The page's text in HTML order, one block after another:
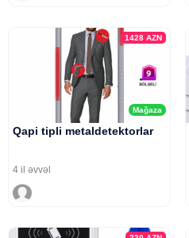
Mağaza
1428AZN
Qapi tipli metaldetektorlar
4 il əvvəl